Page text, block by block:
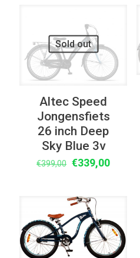
Sold out
Altec Speed
Jongensfiets
26 inch Deep
Sky Blue 3v
€399,00 Oorspronkelijke
€399,00.
€339,00Huidige
UITVERKOOP